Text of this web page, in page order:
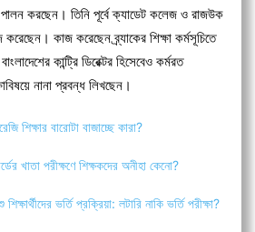
পালন করছেন। তিনি পূর্বে ক্যাডেট কলেজ ও রাজউক
কাজ করেছেন ব্র্যাকের শিক্ষা কর্মসূচিতে
কান্ট্রি ডিরেক্টর হিসেবেও কর্মরত
নানা প্রবন্ধ লিখছেন।
শিক্ষার বারোটা বাজাচ্ছে কারা?
খাতা পরীক্ষণে শিক্ষকদের অনীহা কেনো?
শিক্ষার্থীদের ভর্তি প্রক্রিয়া: লটারি নাকি ভর্তি পরীক্ষা?